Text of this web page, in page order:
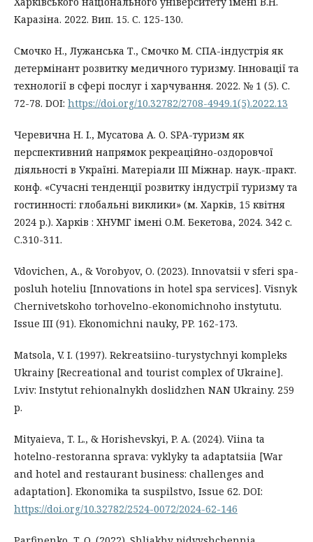
Каразіна. 2022. Вип. 15. С. 125-130.
Смочко Н., Лужанська Т., Смочко М. СПА-індустрія як
детермінант розвитку медичного туризму. Інновації та
технології в сфері послуг і харчування. 2022. № 1 (5). С.
72-78. DOI: https://doi.org/10.32782/2708-4949.1(5).2022.13
Черевична Н. І., Мусатова А. О. SPA-туризм як
перспективний напрямок рекреаційно-оздоровчої
діяльності в Україні. Матеріали ІІІ Міжнар. наук.-практ.
конф. «Сучасні тенденції розвитку індустрії туризму та
гостинності: глобальні виклики» (м. Харків, 15 квітня
2024 р.). Харків : ХНУМГ імені О.М. Бекетова, 2024. 342 с.
С.310-311.
Vdovichen, A., & Vorobyov, O. (2023). Innovatsii v sferi spa-
posluh hoteliu [Innovations in hotel spa services]. Visnyk
Chernivetskoho torhovelno-ekonomichnoho instytutu.
Issue III (91). Ekonomichni nauky, PP. 162-173.
Matsola, V. I. (1997). Rekreatsiino-turystychnyi kompleks
Ukrainy [Recreational and tourist complex of Ukraine].
Lviv: Instytut rehionalnykh doslidzhen NAN Ukrainy. 259
p.
Mityaieva, T. L., & Horishevskyi, P. A. (2024). Viina ta
hotelno-restoranna sprava: vyklyky ta adaptatsiia [War
and hotel and restaurant business: challenges and
adaptation]. Ekonomika ta suspilstvo, Issue 62. DOI:
https://doi.org/10.32782/2524-0072/2024-62-146